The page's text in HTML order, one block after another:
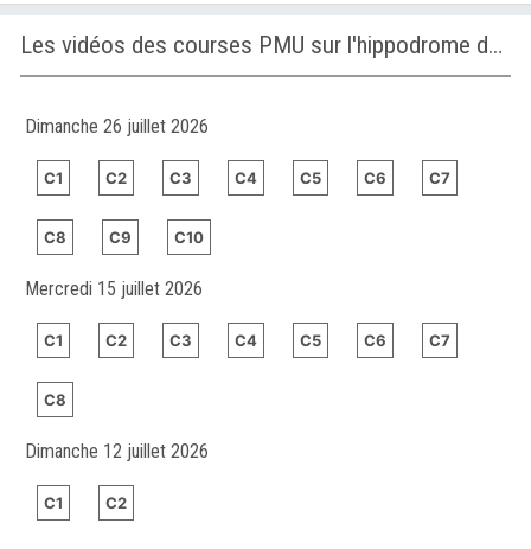
Les vidéos des courses PMU sur l'hippodrome de GREYVILLE
Dimanche 26 juillet 2026
C1 C2 C3 C4 C5 C6 C7
C8 C9 C10
Mercredi 15 juillet 2026
C1 C2 C3 C4 C5 C6 C7
C8
Dimanche 12 juillet 2026
C1 C2